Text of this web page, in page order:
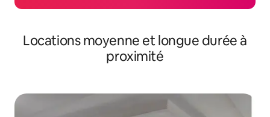
Locations moyenne et longue durée à
proximité